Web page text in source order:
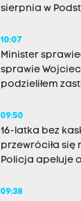
sierpnia w
10:07
Minister
sprawie
podzieliłem
09:50
16-latka bez
przewróciła się
Policja apeluje
09:38